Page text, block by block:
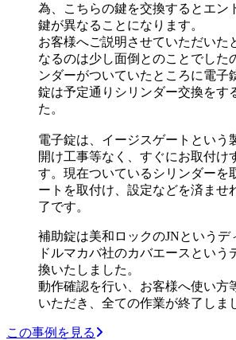
為、こちらの鍵を交換するとエン
鍵が異なることになります。
お客様へご説明させていただいた
なるのは少し面倒とのことでした
ンダーがついていたところに電子
錠は予定通りシリンダー交換をす
た。
電子錠は、イージスゲートという
開け工事等なく、すぐにお取付け
す。現在ついているシリンダーを
ートを取付け、設定などを済ませ
了です。
補助錠は美和ロックのJNというデ
ドルマカバ社のカバエースという
換いたしました。
動作確認を行い、お客様へ使い方
いただき、全ての作業が終了しま
この事例を見る